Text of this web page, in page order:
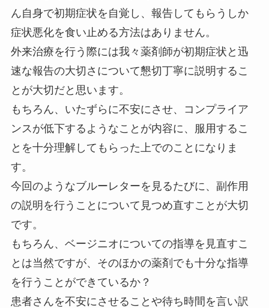
ん自身で初期症状を自覚し、報告してもらうしか
症状悪化を食い止める方法はありません。
外来治療を行う際には我々薬剤師が初期症状と迅
速な報告の大切さについて懇切丁寧に説明するこ
とが大切だと思います。
もちろん、いたずらに不安にさせ、コンプライア
ンスが低下するようなことが内容に、服用するこ
とを十分理解してもらった上でのことになりま
す。
今回のようなブルーレターを見るたびに、副作用
の説明を行うことについて見つめ直すことが大切
です。
もちろん、ベージニオについての指導を見直すこ
とは当然ですが、そのほかの薬剤でも十分な指導
を行うことができているか？
患者さんを不安にさせることや待ち時間を言い訳